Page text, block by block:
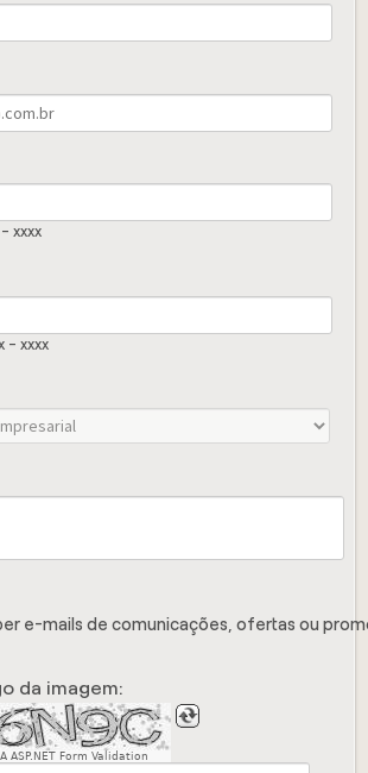
xxxx
- xxxx
e-mails de comunicações, ofertas ou
da imagem:
ASP.NET Form Validation